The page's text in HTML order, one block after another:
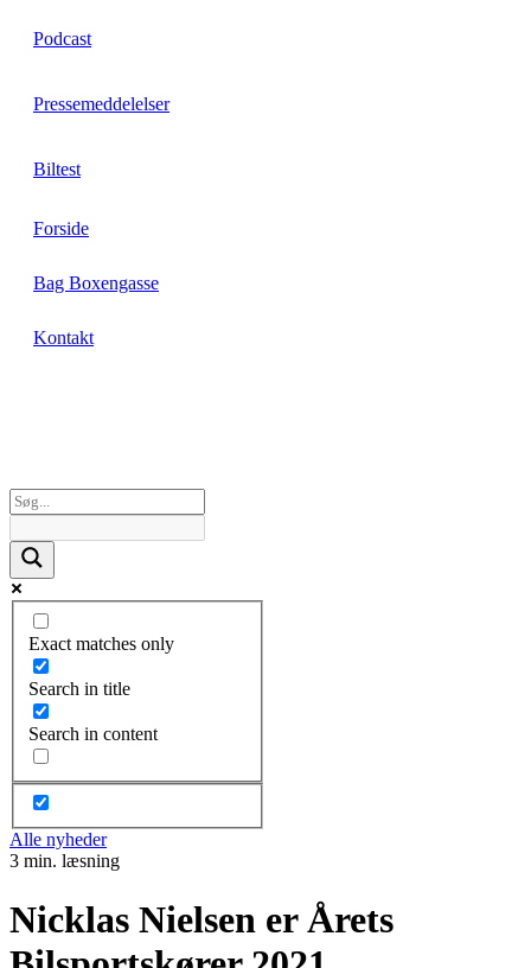
Podcast
Pressemeddelelser
Biltest
Forside
Bag Boxengasse
Kontakt
Exact matches only
Search in title
Search in content
Alle nyheder
3 min. læsning
Nicklas Nielsen er Årets